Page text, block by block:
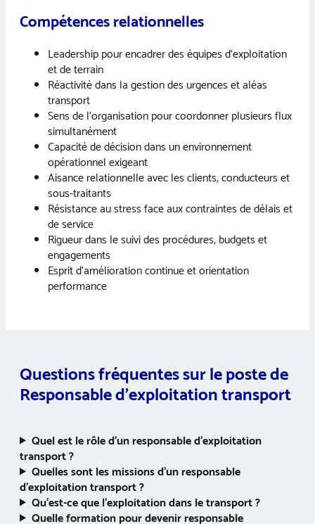
Compétences relationnelles
Leadership pour encadrer des équipes d’exploitation
et de terrain
Réactivité dans la gestion des urgences et aléas
transport
Sens de l’organisation pour coordonner plusieurs flux
simultanément
Capacité de décision dans un environnement
opérationnel exigeant
Aisance relationnelle avec les clients, conducteurs et
sous-traitants
Résistance au stress face aux contraintes de délais et
de service
Rigueur dans le suivi des procédures, budgets et
engagements
Esprit d’amélioration continue et orientation
performance
Questions fréquentes sur le poste de
Responsable d’exploitation transport
Quel est le rôle d’un responsable d’exploitation
transport ?
Quelles sont les missions d’un responsable
d’exploitation transport ?
Qu’est-ce que l’exploitation dans le transport ?
Quelle formation pour devenir responsable